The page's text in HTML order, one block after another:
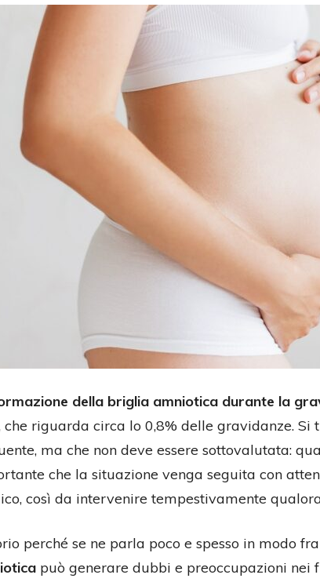
della briglia amniotica durante la
che riguarda circa lo 0,8% delle gravidanze. Si
ma che non deve essere sottovalutata:
che la situazione venga seguita con
così da intervenire tempestivamente
perché se ne parla poco e spesso in modo
può generare dubbi e preoccupazioni nei